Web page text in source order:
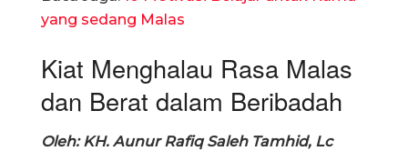
yang sedang Malas
Kiat Menghalau Rasa Malas
dan Berat dalam Beribadah
Oleh: KH. Aunur Rafiq Saleh Tamhid, Lc